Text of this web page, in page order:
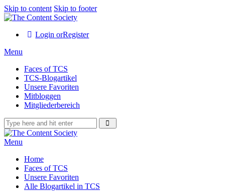
Skip to content Skip to footer
Login orRegister
Menu
Faces of TCS
TCS-Blogartikel
Unsere Favoriten
Mitbloggen
Mitgliederbereich
Menu
Home
Faces of TCS
Unsere Favoriten
Alle Blogartikel in TCS